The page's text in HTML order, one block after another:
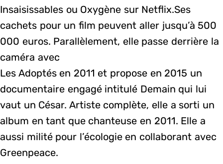
Insaisissables ou Oxygène sur Netflix.Ses
cachets pour un film peuvent aller jusqu’à 500
000 euros. Parallèlement, elle passe derrière la
caméra avec
Les Adoptés en 2011 et propose en 2015 un
documentaire engagé intitulé Demain qui lui
vaut un César. Artiste complète, elle a sorti un
album en tant que chanteuse en 2011. Elle a
aussi milité pour l’écologie en collaborant avec
Greenpeace.